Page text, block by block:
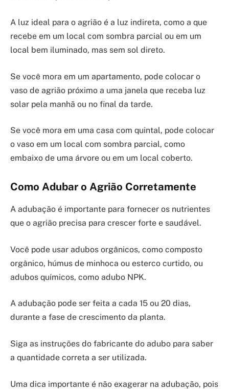
A luz ideal para o agrião é a luz indireta, como a que
recebe em um local com sombra parcial ou em um
local bem iluminado, mas sem sol direto.
Se você mora em um apartamento, pode colocar o
vaso de agrião próximo a uma janela que receba luz
solar pela manhã ou no final da tarde.
Se você mora em uma casa com quintal, pode colocar
o vaso em um local com sombra parcial, como
embaixo de uma árvore ou em um local coberto.
Como Adubar o Agrião Corretamente
A adubação é importante para fornecer os nutrientes
que o agrião precisa para crescer forte e saudável.
Você pode usar adubos orgânicos, como composto
orgânico, húmus de minhoca ou esterco curtido, ou
adubos químicos, como adubo NPK.
A adubação pode ser feita a cada 15 ou 20 dias,
durante a fase de crescimento da planta.
Siga as instruções do fabricante do adubo para saber
a quantidade correta a ser utilizada.
Uma dica importante é não exagerar na adubação, pois